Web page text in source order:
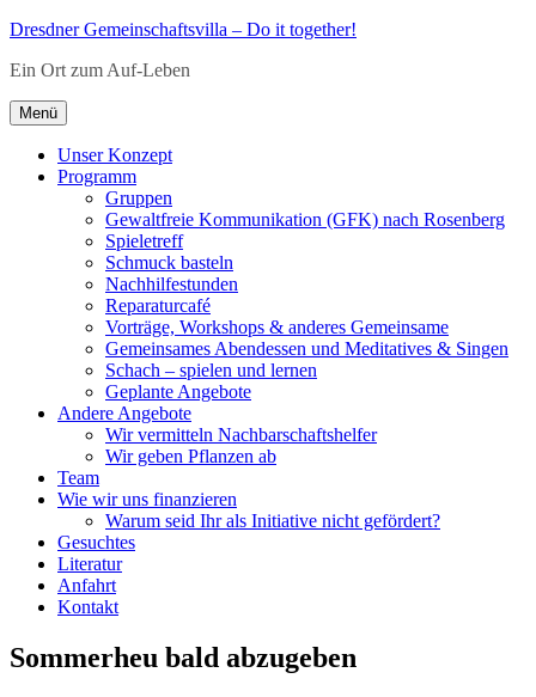
Zum
springen
Dresdner Gemeinschaftsvilla – Do it together!
Ein Ort zum Auf-Leben
Menü
Unser Konzept
Programm
Gruppen
Gewaltfreie Kommunikation (GFK) nach Rosenberg
Spieletreff
Schmuck basteln
Nachhilfestunden
Reparaturcafé
Vorträge, Workshops & anderes Gemeinsame
Gemeinsames Abendessen und Meditatives & Singen
Schach – spielen und lernen
Geplante Angebote
Andere Angebote
Wir vermitteln Nachbarschaftshelfer
Wir geben Pflanzen ab
Team
Wie wir uns finanzieren
Warum seid Ihr als Initiative nicht gefördert?
Gesuchtes
Literatur
Anfahrt
Kontakt
Sommerheu bald abzugeben